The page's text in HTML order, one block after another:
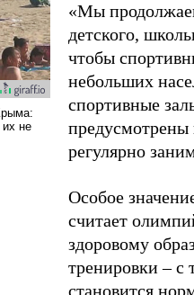
«Мы
детского,
чтобы
небольших
спортивные
предусмотрены
регулярно
Особое
считает
здоровому
тренировки – с
становится